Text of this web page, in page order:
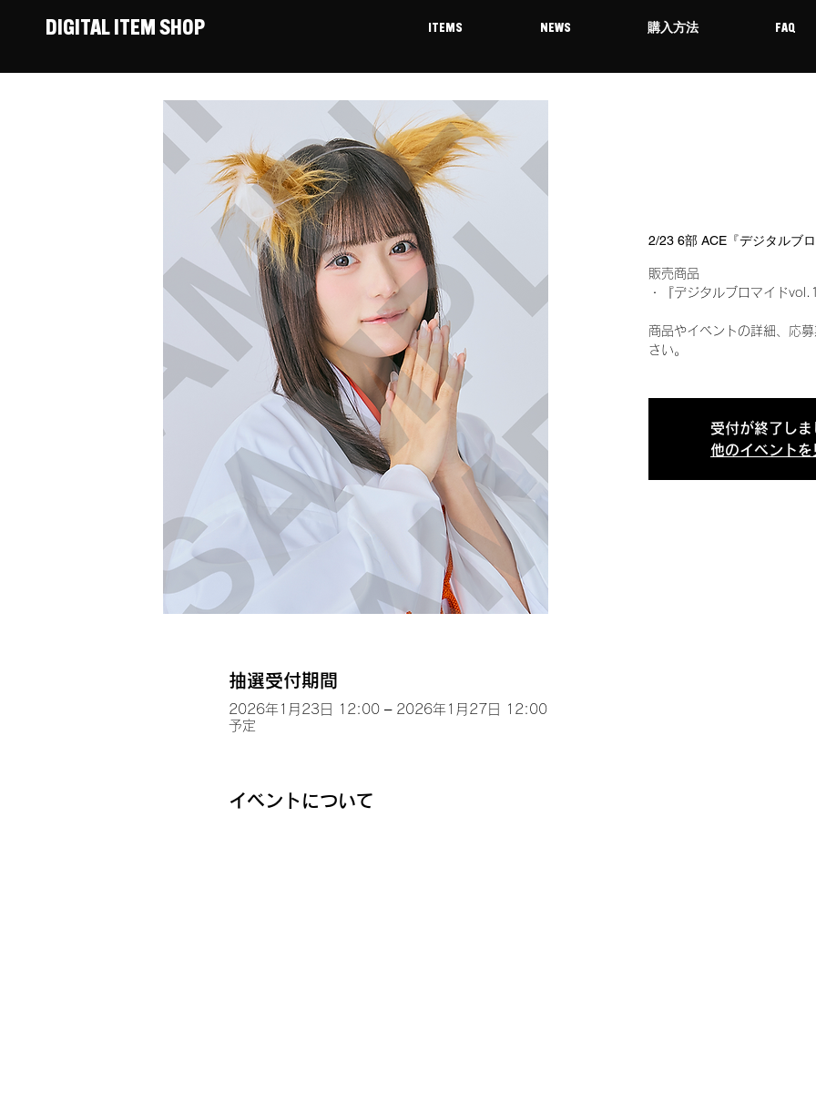
DIGITAL ITEM SHOP ITEMS NEWS 購入方法 FAQ
2/23 6部 ACE『デジタルブ
販売商品
・『デジタルブロマイド
商品やイベントの詳細、応
さい。
受付が終了しま
他のイベントを
抽選受付期間
2026年1月23日 12:00 – 2026年1月27日 12:00
予定
イベントについて